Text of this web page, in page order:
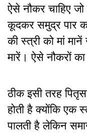
ऐसे नौकर चाहिए
कूदकर समुद्र पार
की स्त्री को मां
मारें। ऐसे नौकरों
ठीक इसी तरह
होती है क्योंकि एक
पालती है लेकिन